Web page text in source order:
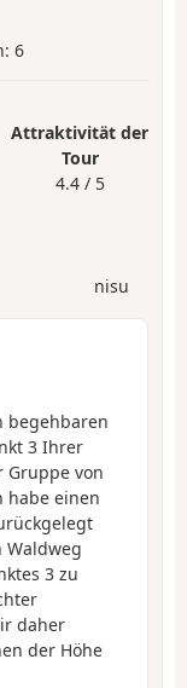
6
Attraktivität der
Tour
4.4 / 5
nisu
begehbaren
3 Ihrer
Gruppe von
habe einen
3 zu
daher
der Höhe